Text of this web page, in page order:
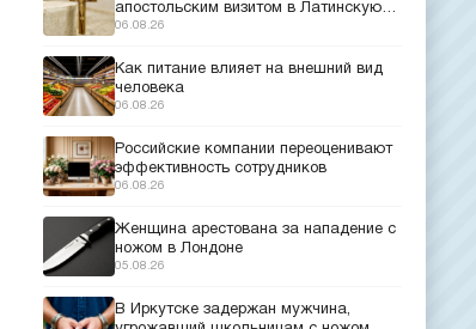
апостольским визитом в Латинскую
Америку
06.08.26
Как питание влияет на внешний вид
человека
06.08.26
Российские компании переоценивают
эффективность сотрудников
06.08.26
Женщина арестована за нападение с
ножом в Лондоне
05.08.26
В Иркутске задержан мужчина,